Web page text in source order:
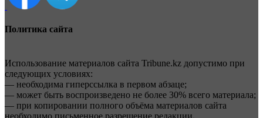
Политика сайта
Использование материалов сайта Tribune.kz допустимо при
следующих условиях:
— необходима гиперссылка в первом абзаце;
— может быть воспроизведено не более 30% всего материала;
— при копировании полного объёма материалов сайта
необходимо письменное разрешение редакции.